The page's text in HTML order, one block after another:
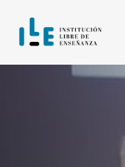
enlaces
contenido